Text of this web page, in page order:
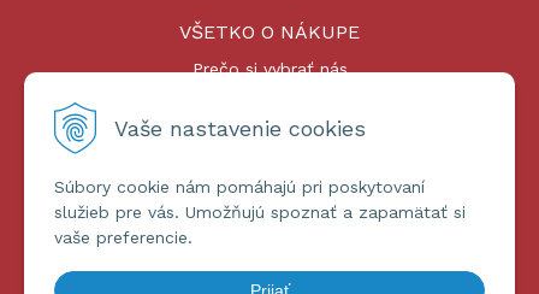
Vaše nastavenie cookies
Súbory cookie nám pomáhajú pri poskytovaní
služieb pre vás. Umožňujú spoznať a zapamätať si
vaše preferencie.
VŠETKO O NÁKUPE
Prečo si vybrať nás
Platby a doprava
ĎALŠIE INFORMÁCIE
Obchodné podmienky